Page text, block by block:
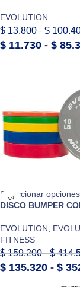
EVOLUTION
$13.800 - $
$ 11.730 - $
Seleccionar opciones
DISCO BUMPER
EVOLUTION
FITNESS
$159.200 - $
$ 135.320 - $